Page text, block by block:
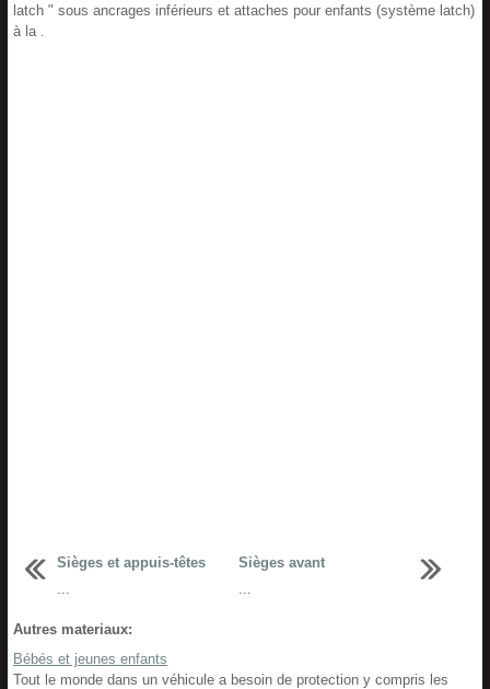
latch " sous ancrages inférieurs et attaches pour enfants (système latch)
à la .
Sièges et appuis-têtes
...
Sièges avant
...
Autres materiaux:
Bébés et jeunes enfants
Tout le monde dans un véhicule a besoin de protection y compris les